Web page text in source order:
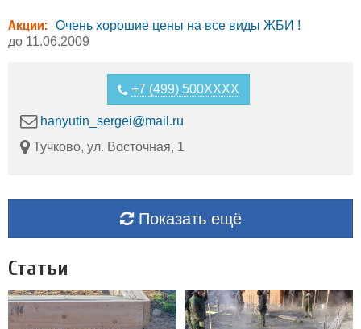
Акции: Очень хорошие цены на все виды ЖБИ !
до 11.06.2009
+7 (499) 500XXXX
hanyutin_sergei@mail.ru
Тучково, ул. Восточная, 1
Показать ещё
Статьи